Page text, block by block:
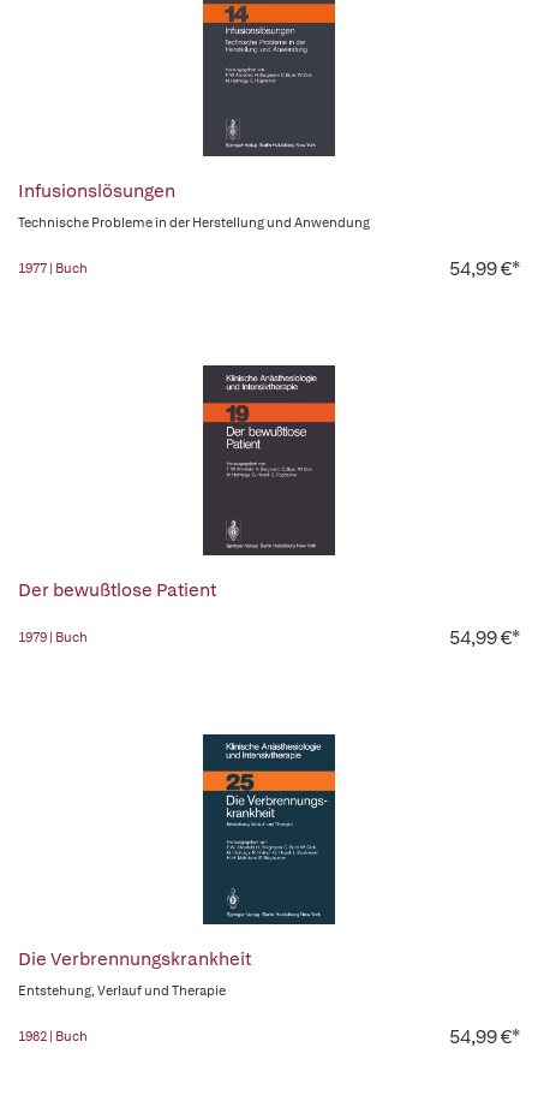
Infusionslösungen
Technische Probleme in der Herstellung und Anwendung
1977 | Buch 54,99 €*
Der bewußtlose Patient
1979 | Buch 54,99 €*
Die Verbrennungskrankheit
Entstehung, Verlauf und Therapie
1982 | Buch 54,99 €*